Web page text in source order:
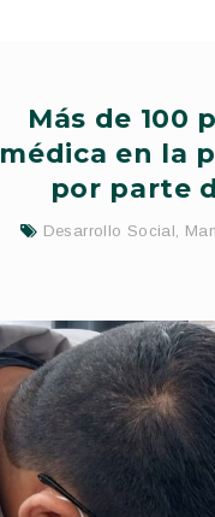
Más de 100
médica en la
por parte
Desarrollo Social,